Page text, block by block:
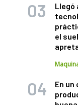
Llegó
el
En